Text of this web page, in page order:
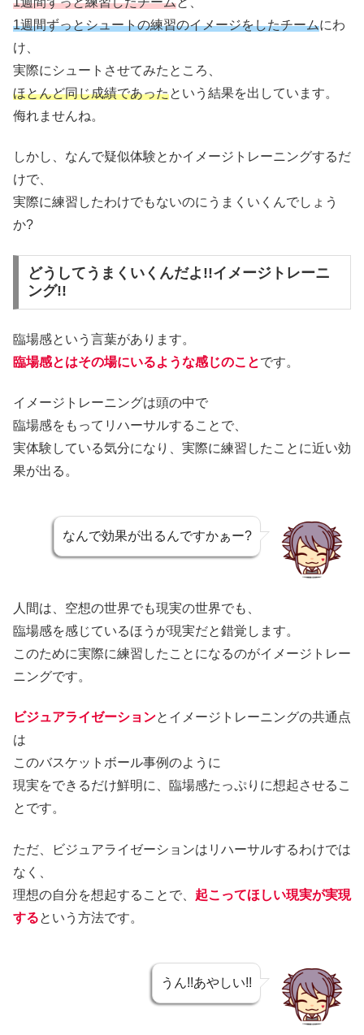
1週間ずっとシュートの練習のイメージをしたチームにわ
け、
実際にシュートさせてみたところ、
ほとんど同じ成績であったという結果を出しています。
侮れませんね。
しかし、なんで疑似体験とかイメージトレーニングするだ
けで、
実際に練習したわけでもないのにうまくいくんでしょう
か?
どうしてうまくいくんだよ!!イメージトレーニ
ング!!
臨場感という言葉があります。
臨場感とはその場にいるような感じのことです。
イメージトレーニングは頭の中で
臨場感をもってリハーサルすることで、
実体験している気分になり、実際に練習したことに近い効
果が出る。
なんで効果が出るんですかぁー?
人間は、空想の世界でも現実の世界でも、
臨場感を感じているほうが現実だと錯覚します。
このために実際に練習したことになるのがイメージトレー
ニングです。
ビジュアライゼーションとイメージトレーニングの共通点
は
このバスケットボール事例のように
現実をできるだけ鮮明に、臨場感たっぷりに想起させるこ
とです。
ただ、ビジュアライゼーションはリハーサルするわけでは
なく、
理想の自分を想起することで、 起こってほしい現実が実現
するという方法です。
うん!!あやしい!!